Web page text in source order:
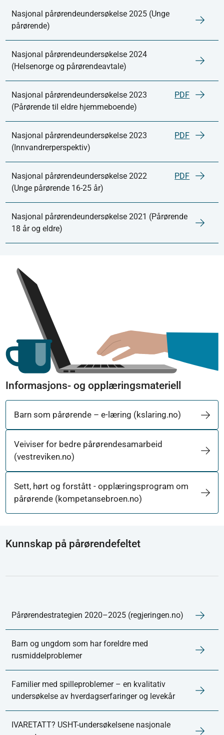
Nasjonal pårørendeundersøkelse 2025 (Unge
pårørende)
Nasjonal pårørendeundersøkelse 2024
(Helsenorge og pårørendeavtale)
Nasjonal pårørendeundersøkelse 2023
(Pårørende til eldre hjemmeboende)
PDF
Nasjonal pårørendeundersøkelse 2023
(Innvandrerperspektiv)
PDF
Nasjonal pårørendeundersøkelse 2022
(Unge pårørende 16-25 år)
PDF
Nasjonal pårørendeundersøkelse 2021 (Pårørende
18 år og eldre)
Informasjons- og opplæringsmateriell
Barn som pårørende – e-læring (kslaring.no)
Veiviser for bedre pårørendesamarbeid
(vestreviken.no)
Sett, hørt og forstått - opplæringsprogram om
pårørende (kompetansebroen.no)
Kunnskap på pårørendefeltet
Pårørendestrategien 2020–2025 (regjeringen.no)
Barn og ungdom som har foreldre med
rusmiddelproblemer
Familier med spilleproblemer – en kvalitativ
undersøkelse av hverdagserfaringer og levekår
IVARETATT? USHT-undersøkelsene nasjonale